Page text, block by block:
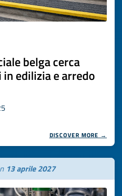
belga cerca
edilizia e arredo
DISCOVER MORE →
13 aprile 2027